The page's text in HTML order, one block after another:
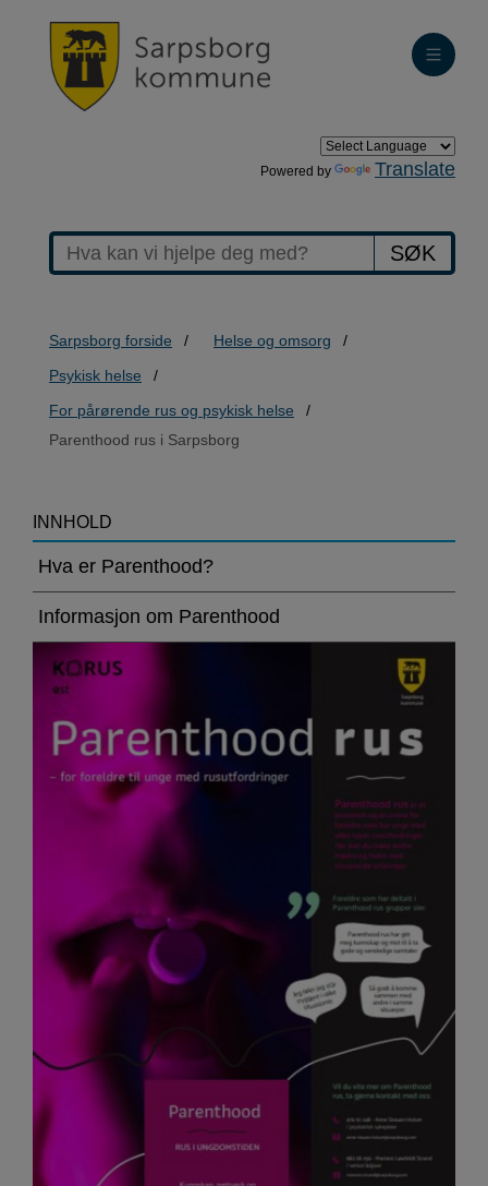
Powered by Translate
SØK
Sarpsborg forside
Helse og omsorg
Psykisk helse
For pårørende rus og psykisk helse
Parenthood rus i Sarpsborg
>Parenthood
rus
Sarpsborg
INNHOLD
Hva er Parenthood?
Informasjon om Parenthood